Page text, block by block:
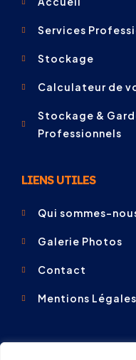
Services
Stockage
Calculateur de
Stockage &
Professionnels
LIENS UTILES
Qui sommes-
Galerie Photos
Contact
Mentions Légales